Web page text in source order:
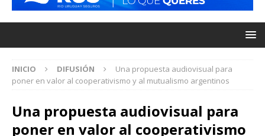
INICIO DIFUSIÓN
Una propuesta audiovisual para
poner en valor al cooperativismo y al mutualismo argentinos
Una propuesta audiovisual para
poner en valor al cooperativismo